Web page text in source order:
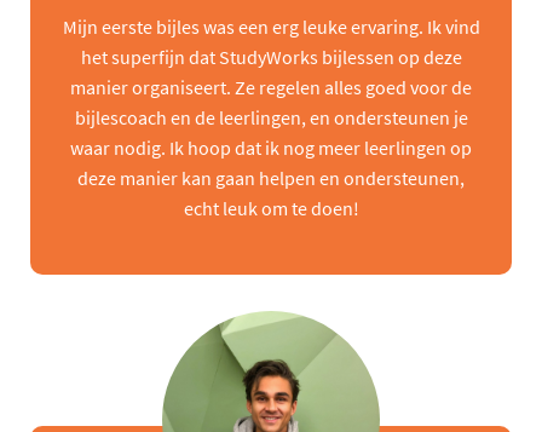
Mijn eerste bijles was een erg leuke ervaring. Ik vind
het superfijn dat StudyWorks bijlessen op deze
manier organiseert. Ze regelen alles goed voor de
bijlescoach en de leerlingen, en ondersteunen je
waar nodig. Ik hoop dat ik nog meer leerlingen op
deze manier kan gaan helpen en ondersteunen,
echt leuk om te doen!